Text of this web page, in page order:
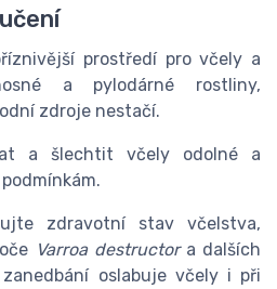
prostředí pro včely a
a pylodárné rostliny,
zdroje nestačí.
a šlechtit včely odolné a
zdravotní stav včelstva,
Varroa destructora dalších
oslabuje včely i při